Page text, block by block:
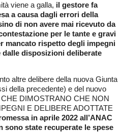
viene a galla, il gestore fa
a causa dagli errori della
di non avere mai ricevuto da
per le tante e gravi
mancato rispetto degli impegni
disposizioni deliberate
altre delibere della nuova Giunta
della precedente) e del nuovo
DIMOSTRANO CHE NON
E DELIBERE ADOTTATE
in aprile 2022 all’ANAC
sono state recuperate le spese